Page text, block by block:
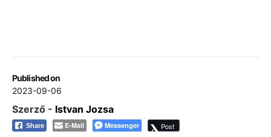
Published on
2023-09-06
Szerző - Istvan Jozsa
Share E-Mail Messenger Post